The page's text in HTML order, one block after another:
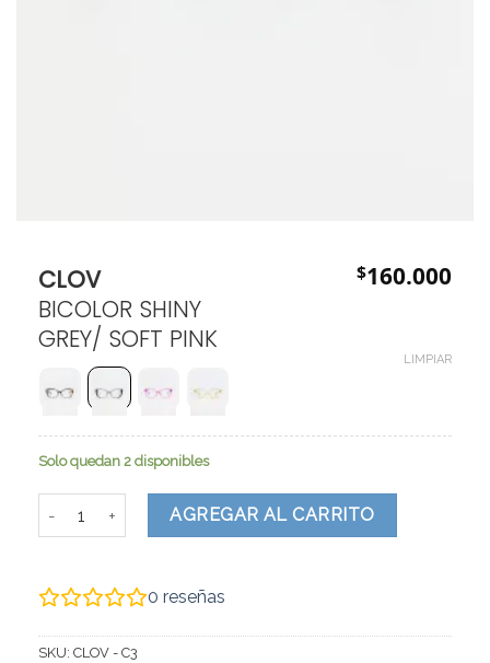
CLOV
BICOLOR SHINY
GREY/ SOFT PINK
$160.000
LIMPIAR
Solo quedan 2 disponibles
AGREGAR AL CARRITO
0 reseñas
SKU: CLOV - C3